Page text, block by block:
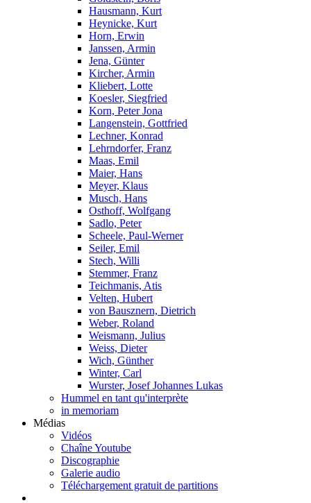
Hausmann, Kurt
Heynicke, Kurt
Horn, Erwin
Janssen, Armin
Jena, Günter
Kircher, Armin
Kliebert, Lotte
Koesler, Siegfried
Korn, Peter Jona
Langenstein, Gottfried
Lechner, Konrad
Lehrndorfer, Franz
Maas, Emil
Maier, Hans
Meyer, Klaus
Musch, Hans
Osthoff, Wolfgang
Sadlo, Peter
Scheele, Paul-Werner
Seiler, Emil
Stech, Willi
Stemmer, Franz
Teichmanis, Atis
Velten, Hubert
von Bausznern, Dietrich
Weber, Roland
Weismann, Julius
Weiss, Dieter
Wich, Günther
Winter, Carl
Wurster, Josef Johannes Lukas
Hummel en tant qu'interprète
in memoriam
Médias
Vidéos
Chaîne Youtube
Discographie
Galerie audio
Téléchargement gratuit de partitions